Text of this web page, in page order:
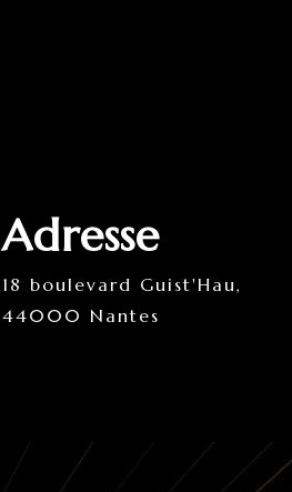
Adresse
18 boulevard Guist'Hau,
44000 Nantes